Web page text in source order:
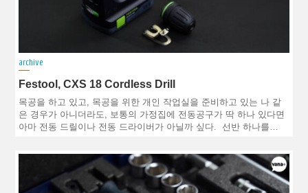
archive
Festool, CXS 18 Cordless Drill
목공을 하고 있고, 목공을 위한 개인 작업실을 준비하고 있는 나 같
은 경우가 아니더라도, 보통의 가정집에 전동공구가 딱 하나 있다면
아마 전동 드릴이나 전동 드라이버가 아닐까 싶다. 선반 하나를…